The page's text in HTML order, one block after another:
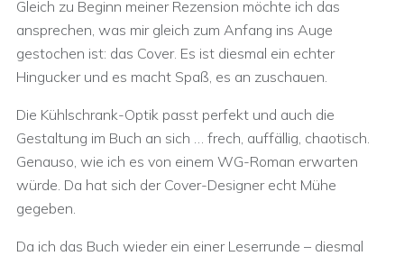
Gleich zu Beginn meiner Rezension möchte ich das
ansprechen, was mir gleich zum Anfang ins Auge
gestochen ist: das Cover. Es ist diesmal ein echter
Hingucker und es macht Spaß, es an zuschauen.
Die Kühlschrank-Optik passt perfekt und auch die
Gestaltung im Buch an sich … frech, auffällig, chaotisch.
Genauso, wie ich es von einem WG-Roman erwarten
würde. Da hat sich der Cover-Designer echt Mühe
gegeben.
Da ich das Buch wieder ein einer Leserrunde – diesmal